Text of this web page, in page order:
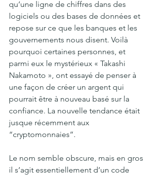
qu’une ligne de chiffres dans des
logiciels ou des bases de données et
repose sur ce que les banques et les
gouvernements nous disent. Voilà
pourquoi certaines personnes, et
parmi eux le mystérieux « Takashi
Nakamoto », ont essayé de penser à
une façon de créer un argent qui
pourrait être à nouveau basé sur la
confiance. La nouvelle tendance était
jusque récemment aux
“cryptomonnaies”.
Le nom semble obscure, mais en gros
il s’agit essentiellement d’un code